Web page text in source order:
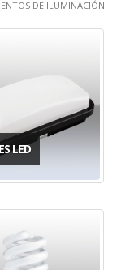
DE ILUMINACIÓN
LED